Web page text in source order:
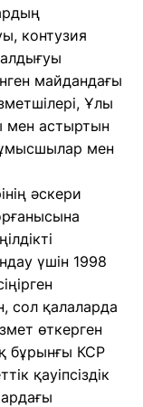
контузия
майдандағы
Ұлы
мен астыртын
мен
әскери
үшiн 1998
сол қалаларда
өткерген
бұрынғы КСР
қауiпсiздiк